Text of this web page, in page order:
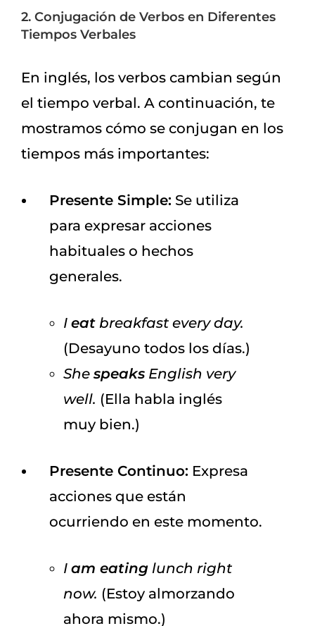
2. Conjugación de Verbos en Diferentes
Tiempos Verbales
En inglés, los verbos cambian según
el tiempo verbal. A continuación, te
mostramos cómo se conjugan en los
tiempos más importantes:
Presente Simple: Se utiliza
para expresar acciones
habituales o hechos
generales.
I eat breakfast every day.
(Desayuno todos los días.)
She speaks English very
well. (Ella habla inglés
muy bien.)
Presente Continuo: Expresa
acciones que están
ocurriendo en este momento.
I am eating lunch right
now. (Estoy almorzando
ahora mismo.)